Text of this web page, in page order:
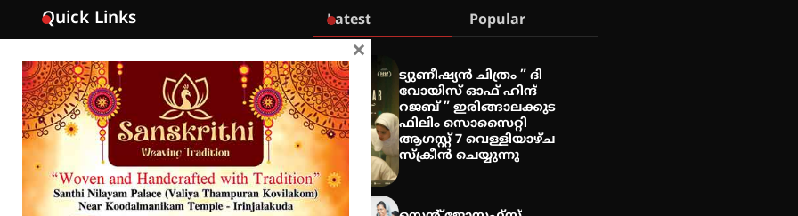
Quick Links
Latest
Exclusive
Sanchari
Contact
Crime
Latest Popular
ട്യുണീഷ്യൻ ചിത്രം ” ദി
വോയിസ് ഓഫ് ഹിന്ദ്
റജബ് ” ഇരിങ്ങാലക്കുട
ഫിലിം സൊസൈറ്റി
ആഗസ്റ്റ് 7 വെള്ളിയാഴ്ച
സ്‌ക്രീൻ ചെയ്യുന്നു
×